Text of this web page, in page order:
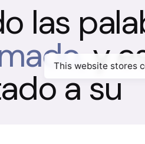
las
y
a su
This website stores